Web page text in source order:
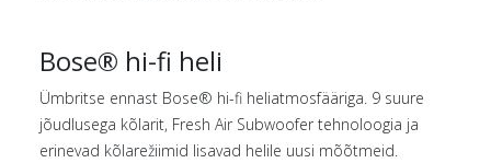
Bose® hi-fi heli
Ümbritse ennast Bose® hi-fi heliatmosfääriga. 9 suure
jõudlusega kõlarit, Fresh Air Subwoofer tehnoloogia ja
erinevad kõlarežiimid lisavad helile uusi mõõtmeid.